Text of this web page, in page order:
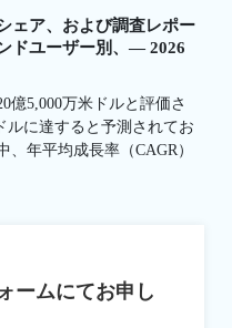
ェア、および調査レポー
ドユーザー別、— 2026
億5,000万米ドルと評価さ
ルに達すると予測されてお
、年平均成長率（CAGR）
ームにてお申し